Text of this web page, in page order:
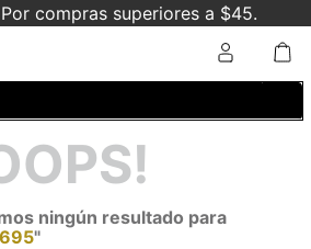
Por compras superiores a $45.
ningún resultado para
"